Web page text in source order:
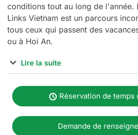
conditions tout au long de l'année.
Links Vietnam est un parcours
tous ceux qui passent des
ou à Hoi An.
Lire la suite
Vietnam.
Réservation de temps
Demande de